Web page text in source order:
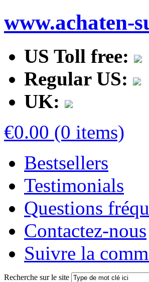
www.achaten-
US Toll free:
Regular US:
UK:
€0.00 (0 items)
Bestsellers
Testimonials
Questions
Contactez-nous
Suivre la
Recherche sur le site